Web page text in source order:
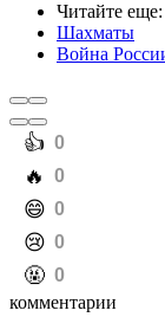
Читайте еще:
Шахматы
Война
️👍 0
️🔥 0
️😄 0
️😢 0
️🤬 0
комментарии